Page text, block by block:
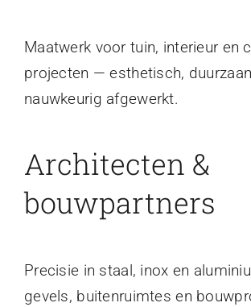
Maatwerk voor tuin, interieur en
projecten — esthetisch,
nauwkeurig afgewerkt.
Architecten &
bouwpartners
Precisie in staal, inox en
gevels, buitenruimtes en